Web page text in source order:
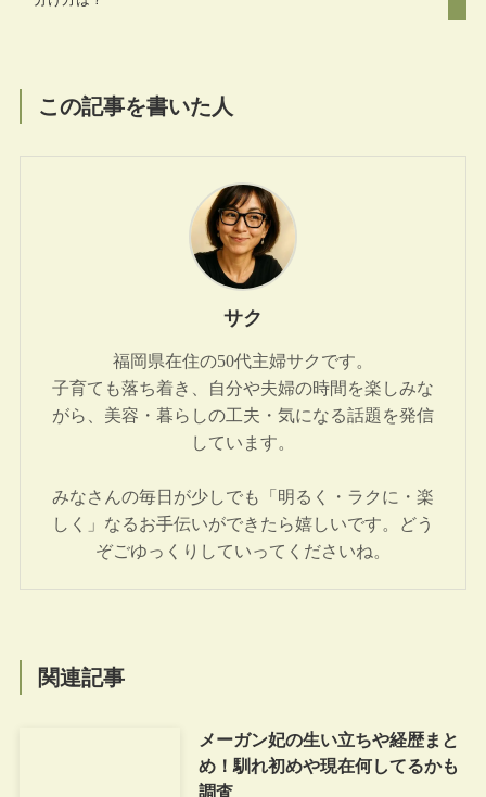
この記事を書いた人
サク
福岡県在住の50代主婦サクです。
子育ても落ち着き、自分や夫婦の時間を楽しみな
がら、美容・暮らしの工夫・気になる話題を発信
しています。
みなさんの毎日が少しでも「明るく・ラクに・楽
しく」なるお手伝いができたら嬉しいです。どう
ぞごゆっくりしていってくださいね。
関連記事
メーガン妃の生い立ちや経歴まと
め！馴れ初めや現在何してるかも
調査